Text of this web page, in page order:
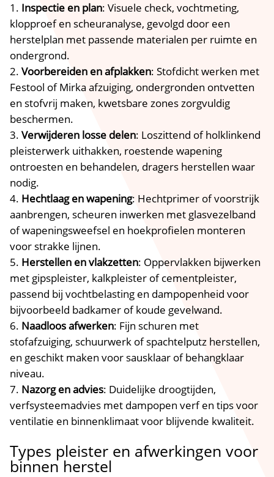
Inspectie en plan: Visuele check, vochtmeting,
klopproef en scheuranalyse, gevolgd door een
herstelplan met passende materialen per ruimte en
ondergrond.​
Voorbereiden en afplakken: Stofdicht werken met
Festool of Mirka afzuiging, ondergronden ontvetten
en stofvrij maken, kwetsbare zones zorgvuldig
beschermen.​
Verwijderen losse delen: Loszittend of holklinkend
pleisterwerk uithakken, roestende wapening
ontroesten en behandelen, dragers herstellen waar
nodig.​
Hechtlaag en wapening: Hechtprimer of voorstrijk
aanbrengen, scheuren inwerken met glasvezelband
of wapeningsweefsel en hoekprofielen monteren
voor strakke lijnen.​
Herstellen en vlakzetten: Oppervlakken bijwerken
met gipspleister, kalkpleister of cementpleister,
passend bij vochtbelasting en dampopenheid voor
bijvoorbeeld badkamer of koude gevelwand.​
Naadloos afwerken: Fijn schuren met
stofafzuiging, schuurwerk of spachtelputz herstellen,
en geschikt maken voor sausklaar of behangklaar
niveau.​
Nazorg en advies: Duidelijke droogtijden,
verfsysteemadvies met dampopen verf en tips voor
ventilatie en binnenklimaat voor blijvende kwaliteit.​
Types pleister en afwerkingen voor
binnen herstel